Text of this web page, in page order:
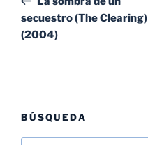
entradas
secuestro (The Clearing)
(2004)
BÚSQUEDA